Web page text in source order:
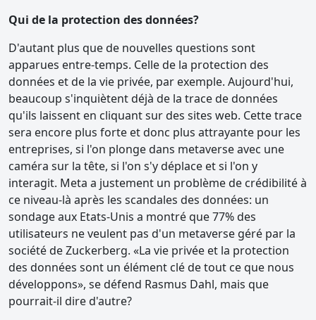
Qui de la protection des données?
D'autant plus que de nouvelles questions sont
apparues entre-temps. Celle de la protection des
données et de la vie privée, par exemple. Aujourd'hui,
beaucoup s'inquiètent déjà de la trace de données
qu'ils laissent en cliquant sur des sites web. Cette trace
sera encore plus forte et donc plus attrayante pour les
entreprises, si l'on plonge dans metaverse avec une
caméra sur la tête, si l'on s'y déplace et si l'on y
interagit. Meta a justement un problème de crédibilité à
ce niveau-là après les scandales des données: un
sondage aux Etats-Unis a montré que 77% des
utilisateurs ne veulent pas d'un metaverse géré par la
société de Zuckerberg. «La vie privée et la protection
des données sont un élément clé de tout ce que nous
développons», se défend Rasmus Dahl, mais que
pourrait-il dire d'autre?